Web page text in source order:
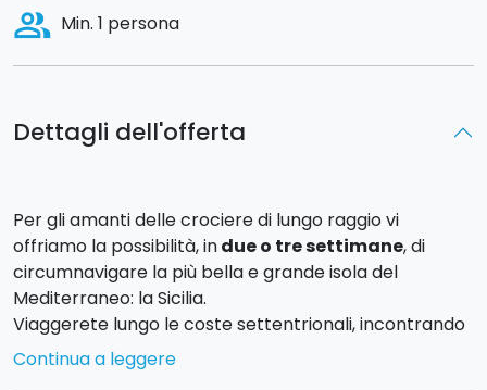
Dettagli dell'offerta
Per gli amanti delle crociere di lungo raggio vi
offriamo la possibilità, indue o tre settimane, di
circumnavigare la più bella e grande isola del
Mediterraneo: la Sicilia.
Viaggerete lungo le coste settentrionali, incontrando
le spiagge diSan Vito Lo Capo,
Palermo
Continua a leggere
people_alt Min. 1 persona